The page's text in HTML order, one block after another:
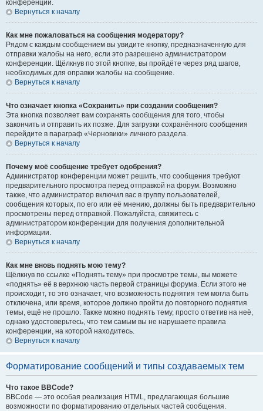
конференции.
Вернуться к началу
Как мне пожаловаться на сообщения модератору?
Рядом с каждым сообщением вы увидите кнопку, предназначенную для
отправки жалобы на него, если это разрешено администратором
конференции. Щёлкнув по этой кнопке, вы пройдёте через ряд шагов,
необходимых для оправки жалобы на сообщение.
Вернуться к началу
Что означает кнопка «Сохранить» при создании сообщения?
Эта кнопка позволяет вам сохранять сообщения для того, чтобы
закончить и отправить их позже. Для загрузки сохранённого сообщения
перейдите в параграф «Черновики» личного раздела.
Вернуться к началу
Почему моё сообщение требует одобрения?
Администратор конференции может решить, что сообщения требуют
предварительного просмотра перед отправкой на форум. Возможно
также, что администратор включил вас в группу пользователей,
сообщения которых, по его или её мнению, должны быть предварительно
просмотрены перед отправкой. Пожалуйста, свяжитесь с
администратором конференции для получения дополнительной
информации.
Вернуться к началу
Как мне вновь поднять мою тему?
Щёлкнув по ссылке «Поднять тему» при просмотре темы, вы можете
«поднять» её в верхнюю часть первой страницы форума. Если этого не
происходит, то это означает, что возможность поднятия тем могла быть
отключена, или время, которое должно пройти до повторного поднятия
темы, ещё не прошло. Также можно поднять тему, просто ответив на неё,
однако удостоверьтесь, что тем самым вы не нарушаете правила
конференции, на которой находитесь.
Вернуться к началу
Форматирование сообщений и типы создаваемых тем
Что такое BBCode?
BBCode — это особая реализация HTML, предлагающая большие
возможности по форматированию отдельных частей сообщения.